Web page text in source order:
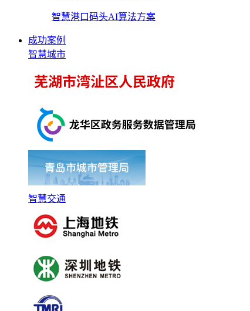
智慧港口码头AI算法方案
成功案例
智慧城市
智慧交通